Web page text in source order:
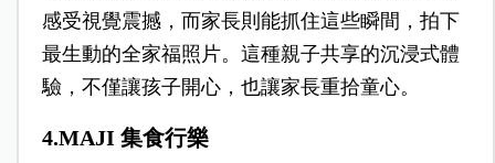
感受視覺震撼，而家長則能抓住這些瞬間，拍下
最生動的全家福照片。這種親子共享的沉浸式體
驗，不僅讓孩子開心，也讓家長重拾童心。
4.MAJI 集食行樂